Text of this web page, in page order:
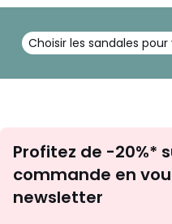
Choisir les sandales
Profitez de -20%*
commande en
newsletter